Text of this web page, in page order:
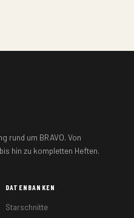
rund um BRAVO. Von
hin zu kompletten Heften.
DATENBANKEN
Starschnitte